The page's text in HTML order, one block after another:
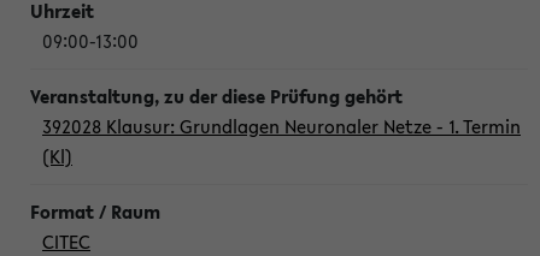
09:00-13:00
392028 Klausur: Grundlagen Neuronaler Netze - 1. Termin
(Kl)
CITEC